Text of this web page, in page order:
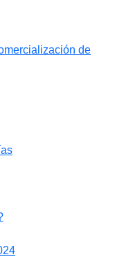
de